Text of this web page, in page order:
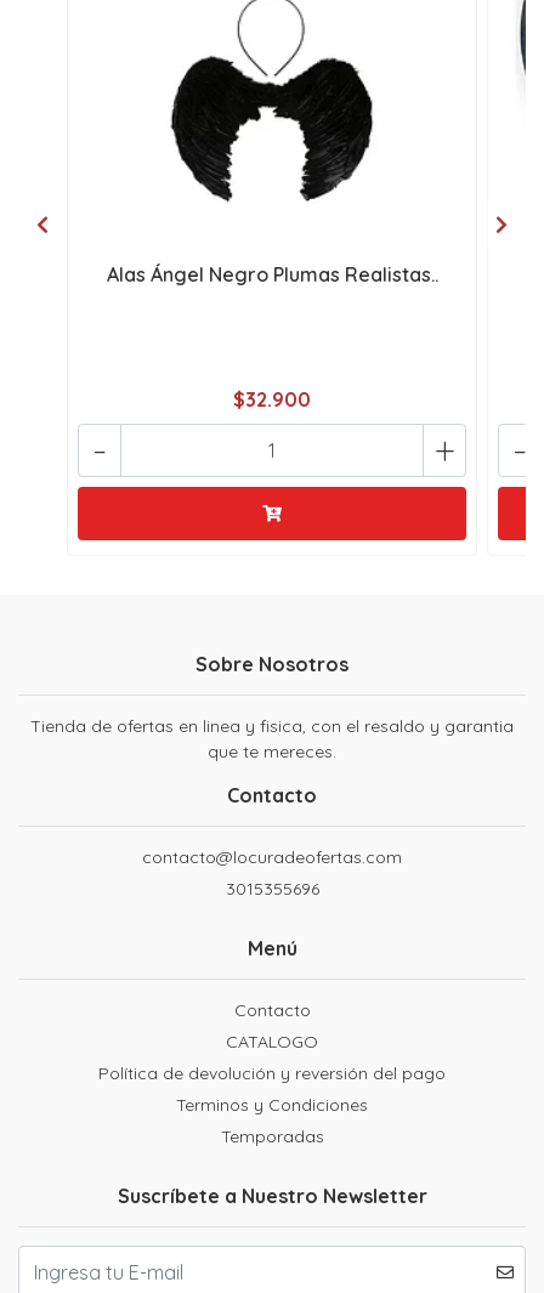
Alas Ángel Negro Plumas Realistas..
$32.900
+
- -
Sobre Nosotros
Tienda de ofertas en linea y fisica, con el resaldo y garantia
que te mereces.
Contacto
contacto@locuradeofertas.com
3015355696
Menú
Contacto
CATALOGO
Política de devolución y reversión del pago
Terminos y Condiciones
Temporadas
Suscríbete a Nuestro Newsletter